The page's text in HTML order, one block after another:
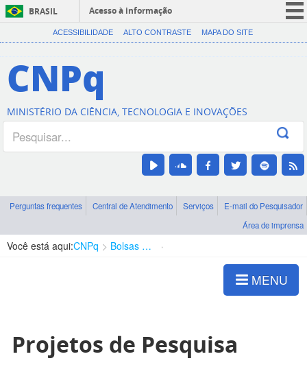
BRASIL
Acesso à informação
CORONAVÍRUS (COVID-19)
Canais
ACESSIBILIDADE ALTO CONTRASTE MAPA DO SITE
CNPq
MINISTÉRIO DA CIÊNCIA, TECNOLOGIA E INOVAÇÕES
Perguntas frequentes Central de Atendimento Serviços
E-mail do Pesquisador
Área de imprensa
Você está aqui:CNPq Bolsas e Auxílios Vigentes
MENU
Projetos de Pesquisa